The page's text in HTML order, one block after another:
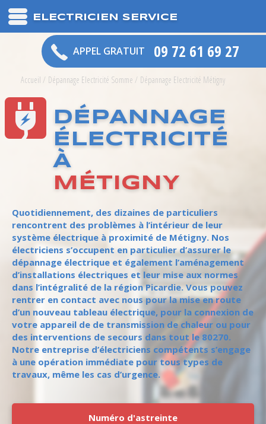
ELECTRICIEN SERVICE
APPEL GRATUIT 09 72 61 69 27
Accueil / Dépannage Electricité Somme / Dépannage Electricité Métigny
DÉPANNAGE
ÉLECTRICITÉ
À
MÉTIGNY
Quotidiennement, des dizaines de particuliers
rencontrent des problèmes à l’intérieur de leur
système électrique à proximité de Métigny. Nos
électriciens s’occupent en particulier d’assurer le
dépannage électrique et également l’aménagement
d’installations électriques et leur mise aux normes
dans l’intégralité de la région Picardie. Vous pouvez
rentrer en contact avec nous pour la mise en route
d’un nouveau tableau électrique, pour la connexion de
votre appareil de de transmission de chaleur ou pour
des interventions de secours dans tout le 80270.
Notre entreprise d’électriciens compétents s’engage
à une opération immédiate pour tous types de
travaux, même les cas d’urgence.
Numéro d'astreinte